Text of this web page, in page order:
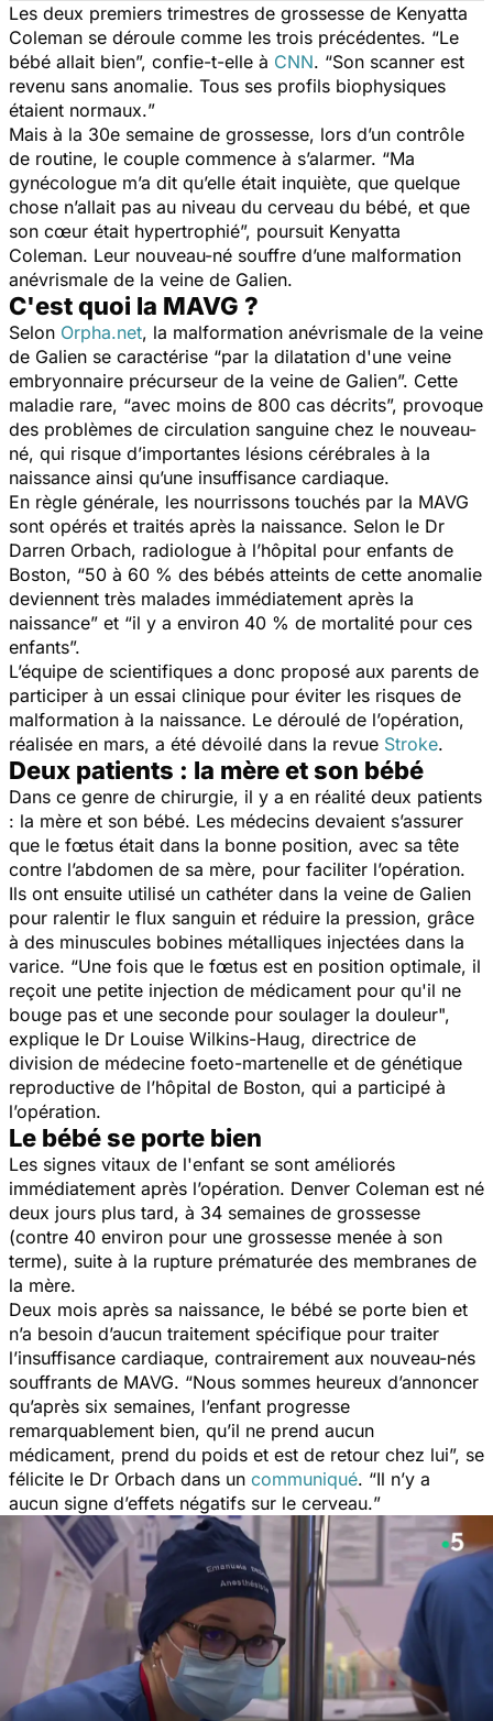
Les deux premiers trimestres de grossesse de Kenyatta
Coleman se déroule comme les trois précédentes. “Le
bébé allait bien”, confie-t-elle à CNN. “Son scanner est
revenu sans anomalie. Tous ses profils biophysiques
étaient normaux.”
Mais à la 30e semaine de grossesse, lors d’un contrôle
de routine, le couple commence à s’alarmer. “Ma
gynécologue m’a dit qu’elle était inquiète, que quelque
chose n’allait pas au niveau du cerveau du bébé, et que
son cœur était hypertrophié”, poursuit Kenyatta
Coleman. Leur nouveau-né souffre d’une malformation
anévrismale de la veine de Galien.
C'est quoi la MAVG ?
Selon Orpha.net, la malformation anévrismale de la veine
de Galien se caractérise “par la dilatation d'une veine
embryonnaire précurseur de la veine de Galien”. Cette
maladie rare, “avec moins de 800 cas décrits”, provoque
des problèmes de circulation sanguine chez le nouveau-
né, qui risque d’importantes lésions cérébrales à la
naissance ainsi qu’une insuffisance cardiaque.
En règle générale, les nourrissons touchés par la MAVG
sont opérés et traités après la naissance. Selon le Dr
Darren Orbach, radiologue à l’hôpital pour enfants de
Boston, “50 à 60 % des bébés atteints de cette anomalie
deviennent très malades immédiatement après la
naissance” et “il y a environ 40 % de mortalité pour ces
enfants”.
L’équipe de scientifiques a donc proposé aux parents de
participer à un essai clinique pour éviter les risques de
malformation à la naissance. Le déroulé de l’opération,
réalisée en mars, a été dévoilé dans la revue Stroke.
Deux patients : la mère et son bébé
Dans ce genre de chirurgie, il y a en réalité deux patients
: la mère et son bébé. Les médecins devaient s’assurer
que le fœtus était dans la bonne position, avec sa tête
contre l’abdomen de sa mère, pour faciliter l’opération.
Ils ont ensuite utilisé un cathéter dans la veine de Galien
pour ralentir le flux sanguin et réduire la pression, grâce
à des minuscules bobines métalliques injectées dans la
varice. “Une fois que le fœtus est en position optimale, il
reçoit une petite injection de médicament pour qu'il ne
bouge pas et une seconde pour soulager la douleur",
explique le Dr Louise Wilkins-Haug, directrice de
division de médecine foeto-martenelle et de génétique
reproductive de l’hôpital de Boston, qui a participé à
l’opération.
Le bébé se porte bien
Les signes vitaux de l'enfant se sont améliorés
immédiatement après l’opération. Denver Coleman est né
deux jours plus tard, à 34 semaines de grossesse
(contre 40 environ pour une grossesse menée à son
terme), suite à la rupture prématurée des membranes de
la mère.
Deux mois après sa naissance, le bébé se porte bien et
n’a besoin d’aucun traitement spécifique pour traiter
l’insuffisance cardiaque, contrairement aux nouveau-nés
souffrants de MAVG. “Nous sommes heureux d’annoncer
qu’après six semaines, l’enfant progresse
remarquablement bien, qu’il ne prend aucun
médicament, prend du poids et est de retour chez lui”, se
félicite le Dr Orbach dans un communiqué. “Il n’y a
aucun signe d’effets négatifs sur le cerveau.”